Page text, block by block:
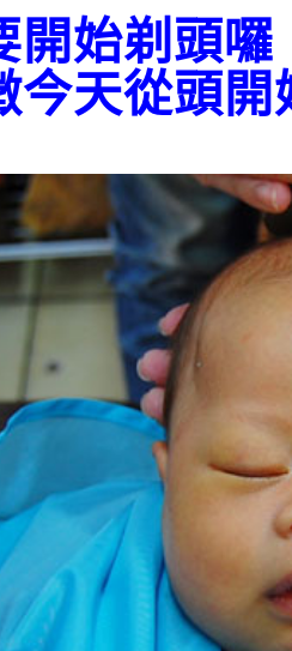
開始剃頭
今天從頭